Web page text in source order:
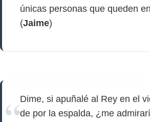
únicas personas que queden
(Jaime)
Dime, si apuñalé al Rey en el
de por la espalda, ¿me